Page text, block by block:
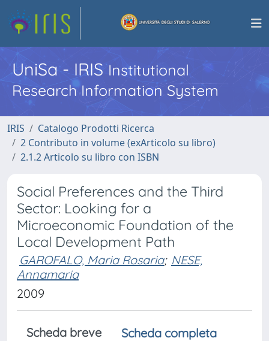
UniSa - IRISInstitutional
Research Information System
IRIS
Catalogo Prodotti Ricerca
2 Contributo in volume (exArticolo su libro)
2.1.2 Articolo su libro con ISBN
Social Preferences and the Third
Sector: Looking for a
Microeconomic Foundation of the
Local Development Path
GAROFALO, Maria Rosaria; NESE,
Annamaria
2009
Scheda breve
Scheda completa